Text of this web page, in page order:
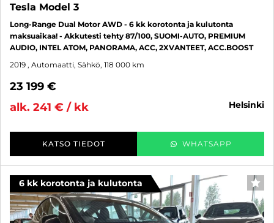
Tesla Model 3
Long-Range Dual Motor AWD - 6 kk korotonta ja kulutonta
maksuaikaa! - Akkutesti tehty 87/100, SUOMI-AUTO, PREMIUM
AUDIO, INTEL ATOM, PANORAMA, ACC, 2XVANTEET, ACC.BOOST
2019 , Automaatti, Sähkö, 118 000 km
23 199 €
alk. 241 € / kk
helsinki
KATSO TIEDOT WHATSAPP
6 kk korotonta ja kulutonta